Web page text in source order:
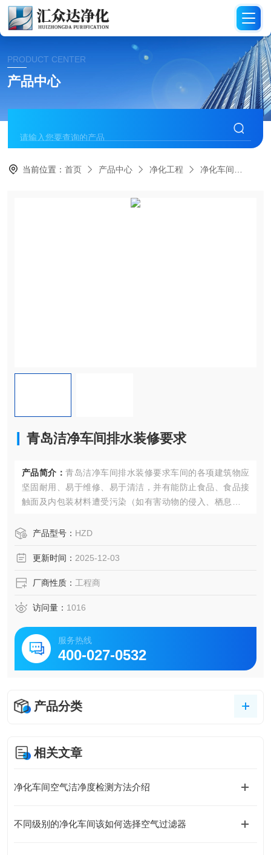
PRODUCT CENTER
产品中心
当前位置：首页 产品中心 净化工程 净化车间
青岛洁净车间排水装修要求
产品简介： 青岛洁净车间排水装修要求车间的各项建筑物应
坚固耐用、易于维修、易于清洁，并有能防止食品、食品接
触面及内包装材料遭受污染（如有害动物的侵入、栖息、繁
产品型号： HZD
更新时间： 2025-12-03
厂商性质： 工程商
访问量： 1016
服务热线
400-027-0532
产品分类
相关文章
净化车间空气洁净度检测方法介绍
不同级别的净化车间该如何选择空气过滤器